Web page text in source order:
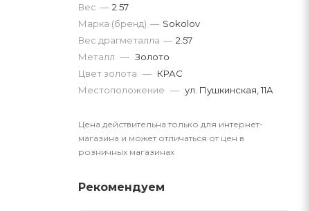
Вес драгметалла — 2.57
Марка (бренд) — Sokolov
Вес — 2.57
Металл — Золото
Цвет золота — КРАС
Местоположение — ул. Пушкинская, 11А
Цена действительна только для интернет-
магазина и может отличаться от цен в
розничных магазинах
Рекомендуем